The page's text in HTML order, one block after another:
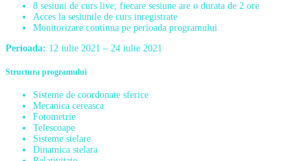
8 sesiuni de curs live; fiecare sesiune are o durata de 2 ore
Acces la sesiunile de curs inregistrate
Monitorizare continua pe perioada programului
Perioada: 12 iulie 2021 – 24 iulie 2021
Structura programului
Sisteme de coordonate sferice
Mecanica cereasca
Fotometrie
Telescoape
Sisteme stelare
Dinamica stelara